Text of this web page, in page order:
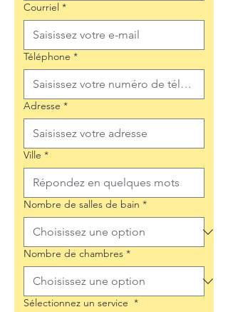
Courriel *
Téléphone *
Adresse *
Ville *
Nombre de salles de bain *
Nombre de chambres *
Sélectionnez un service *